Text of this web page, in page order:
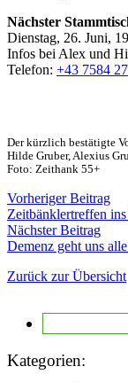
Nächster
Dienstag, 26. Juni,
Infos bei Alex und
Telefon: +43 7584
Der kürzlich bestätigte
Hilde Gruber, Alexius
Foto: Zeithank 55+
Vorheriger Beitrag
Zeitbänklertreffen
Nächster Beitrag
Demenz geht uns
Zurück zur Übersicht
Kategorien: